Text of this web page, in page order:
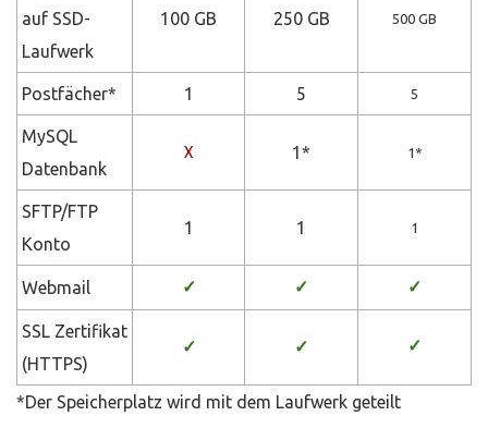
auf SSD-
Laufwerk
100 GB 250 GB 500 GB
Postfächer* 1 5 5
MySQL
Datenbank
X 1* 1*
SFTP/FTP
Konto
1 1 1
Webmail ✓ ✓ ✓
SSL Zertifikat
(HTTPS)
✓ ✓ ✓
*Der Speicherplatz wird mit dem Laufwerk geteilt